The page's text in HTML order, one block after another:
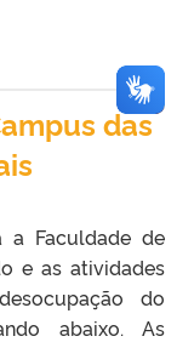
das
a Faculdade de
e as atividades
do
abaixo. As